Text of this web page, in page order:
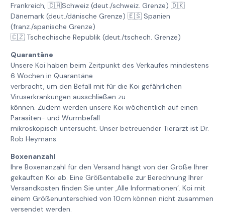
Frankreich, 🇨🇭Schweiz (deut./schweiz. Grenze) 🇩🇰
Dänemark (deut./dänische Grenze) 🇪🇸 Spanien
(franz./spanische Grenze)
🇨🇿 Tschechische Republik (deut./tschech. Grenze)
Quarantäne
Unsere Koi haben beim Zeitpunkt des Verkaufes mindestens
6 Wochen in Quarantäne
verbracht, um den Befall mit für die Koi gefährlichen
Viruserkrankungen ausschließen zu
können. Zudem werden unsere Koi wöchentlich auf einen
Parasiten- und Wurmbefall
mikroskopisch untersucht. Unser betreuender Tierarzt ist Dr.
Rob Heymans.
Boxenanzahl
Ihre Boxenanzahl für den Versand hängt von der Größe Ihrer
gekauften Koi ab. Eine Größentabelle zur Berechnung Ihrer
Versandkosten finden Sie unter ‚Alle Informationen‘. Koi mit
einem Größenunterschied von 10cm können nicht zusammen
versendet werden.